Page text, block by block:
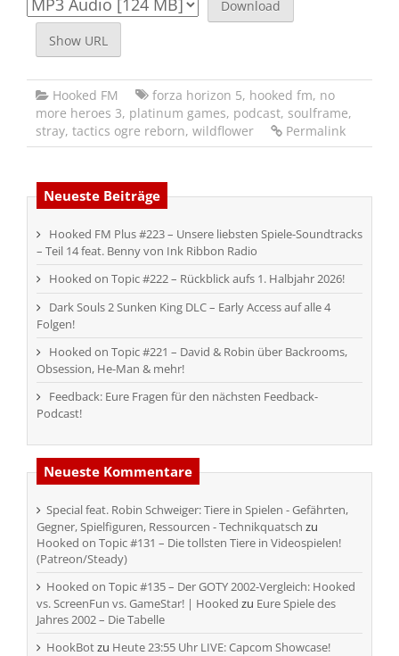
Download
Show URL
Hooked FM forza horizon 5, hooked fm, no
more heroes 3, platinum games, podcast, soulframe,
stray, tactics ogre reborn, wildflower Permalink
Neueste Beiträge
Hooked FM Plus #223 – Unsere liebsten Spiele-Soundtracks
– Teil 14 feat. Benny von Ink Ribbon Radio
Hooked on Topic #222 – Rückblick aufs 1. Halbjahr 2026!
Dark Souls 2 Sunken King DLC – Early Access auf alle 4
Folgen!
Hooked on Topic #221 – David & Robin über Backrooms,
Obsession, He-Man & mehr!
Feedback: Eure Fragen für den nächsten Feedback-
Podcast!
Neueste Kommentare
Special feat. Robin Schweiger: Tiere in Spielen - Gefährten,
Gegner, Spielfiguren, Ressourcen - Technikquatsch zu
Hooked on Topic #131 – Die tollsten Tiere in Videospielen!
(Patreon/Steady)
Hooked on Topic #135 – Der GOTY 2002-Vergleich: Hooked
vs. ScreenFun vs. GameStar! | Hooked zu Eure Spiele des
Jahres 2002 – Die Tabelle
HookBotzu Heute 23:55 Uhr LIVE: Capcom Showcase!